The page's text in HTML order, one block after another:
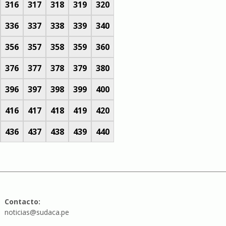
316 317 318 319
320
336
337 338 339
340
356
357 358 359
360
376
377 378 379
380
396
397 398 399
400
416
417 418 419
420
436
437 438 439 440
Contacto:
noticias@sudaca.pe